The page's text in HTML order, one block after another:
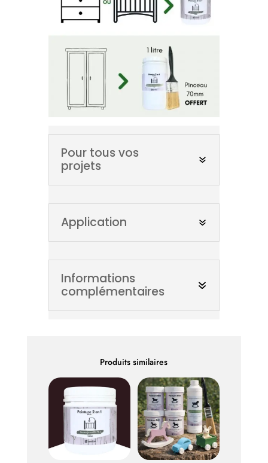
Pour tous vos
projets
Application
Informations
complémentaires
Produits similaires